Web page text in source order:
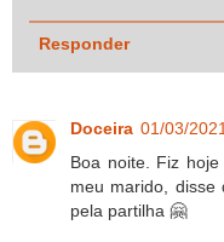
Responder
Doceira 01/03/
Boa noite. Fiz
meu marido,
pela partilha 🤗